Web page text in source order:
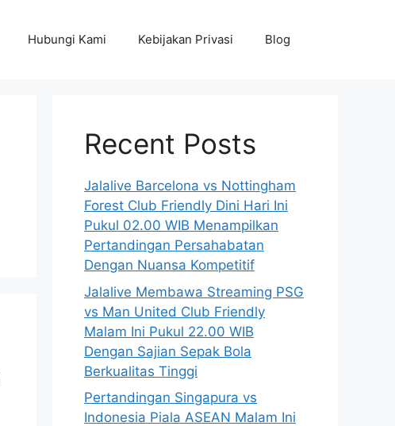
Hubungi Kami Kebijakan Privasi Blog
Recent Posts
Jalalive Barcelona vs Nottingham
Forest Club Friendly Dini Hari Ini
Pukul 02.00 WIB Menampilkan
Pertandingan Persahabatan
Dengan Nuansa Kompetitif
Jalalive Membawa Streaming PSG
vs Man United Club Friendly
Malam Ini Pukul 22.00 WIB
Dengan Sajian Sepak Bola
Berkualitas Tinggi
Pertandingan Singapura vs
Indonesia Piala ASEAN Malam Ini